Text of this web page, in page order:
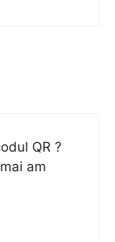
QR ?
am